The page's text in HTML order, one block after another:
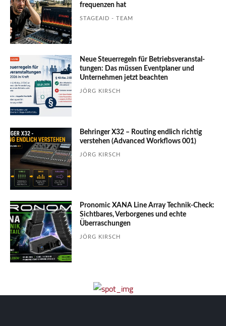
fre­quen­zen hat
STAGEAID - TEAM
Neue Steuerregeln für Betriebs­ver­an­stal­
tungen: Das müssen Event­planer und
Unter­nehmen jetzt beachten
JÖRG KIRSCH
Behringer X32 – Routing endlich richtig
verstehen (Advanced Workflows 001)
JÖRG KIRSCH
Pronomic XANA Line Array Technik-Check:
Sichtbares, Verborgenes und echte
Überraschungen
JÖRG KIRSCH